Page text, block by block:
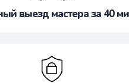
выезд мастера за 40